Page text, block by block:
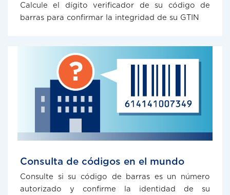
Calcule el dígito verificador de su código de
barras para confirmar la integridad de su GTIN
Consulta de códigos en el mundo
Consulte si su código de barras es un número
autorizado y confirme la identidad de su